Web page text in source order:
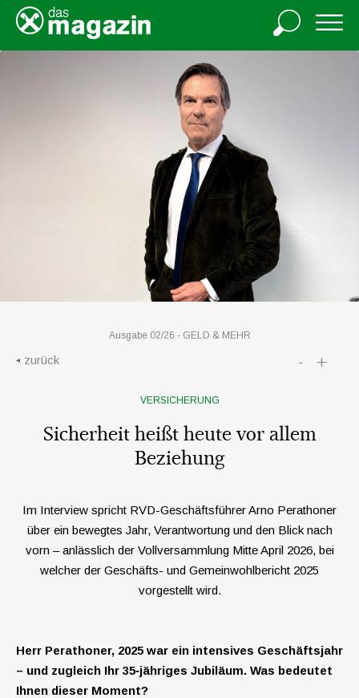
Ausgabe 02/26 - GELD & MEHR
zurück - +
VERSICHERUNG
Sicherheit heißt heute vor allem
Beziehung
Im Interview spricht RVD-Geschäftsführer Arno Perathoner
über ein bewegtes Jahr, Verantwortung und den Blick nach
vorn – anlässlich der Vollversammlung Mitte April 2026, bei
welcher der Geschäfts- und Gemeinwohl­bericht 2025
vorgestellt wird.
Herr Perathoner, 2025 war ein intensives Geschäftsjahr
– und zugleich Ihr 35‑jähriges Jubiläum. Was bedeutet
Ihnen dieser Moment?